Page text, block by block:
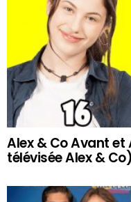
Alex & Co Avant et
télévisée Alex & Co)